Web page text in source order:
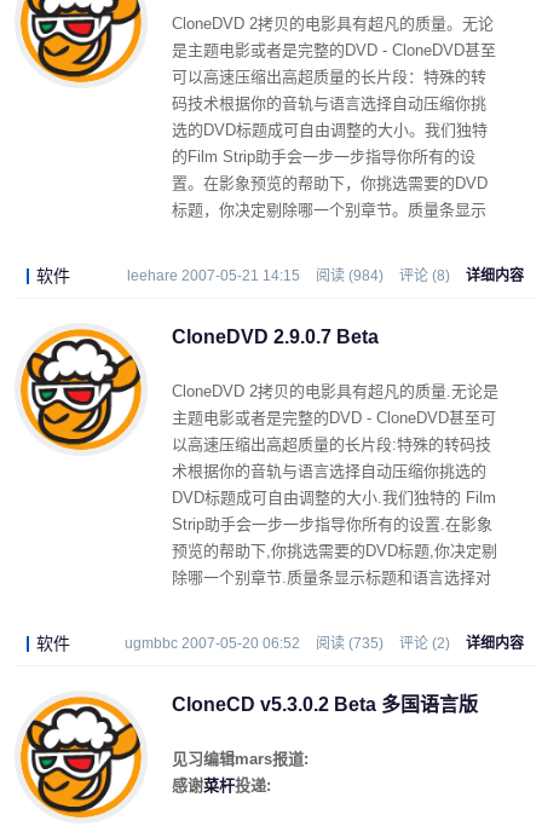
CloneDVD 2拷贝的电影具有超凡的质量。无论
是主题电影或者是完整的DVD - CloneDVD甚至
可以高速压缩出高超质量的长片段：特殊的转
码技术根据你的音轨与语言选择自动压缩你挑
选的DVD标题成可自由调整的大小。我们独特
的Film Strip助手会一步一步指导你所有的设
置。在影象预览的帮助下，你挑选需要的DVD
标题，你决定剔除哪一个别章节。质量条显示
甚至新手也不会迷失方向。
软件 leehare 2007-05-21 14:15 阅读 (984) 评论 (8) 详细内容
CloneDVD 2.9.0.7 Beta
CloneDVD 2拷贝的电影具有超凡的质量.无论是
主题电影或者是完整的DVD - CloneDVD甚至可
以高速压缩出高超质量的长片段:特殊的转码技
术根据你的音轨与语言选择自动压缩你挑选的
DVD标题成可自由调整的大小.我们独特的 Film
Strip助手会一步一步指导你所有的设置.在影象
预览的帮助下,你挑选需要的DVD标题,你决定剔
除哪一个别章节.质量条显示标题和语言选择对
软件 ugmbbc 2007-05-20 06:52 阅读 (735) 评论 (2) 详细内容
CloneCD v5.3.0.2 Beta 多国语言版
见习编辑mars报道:
感谢菜杆投递: